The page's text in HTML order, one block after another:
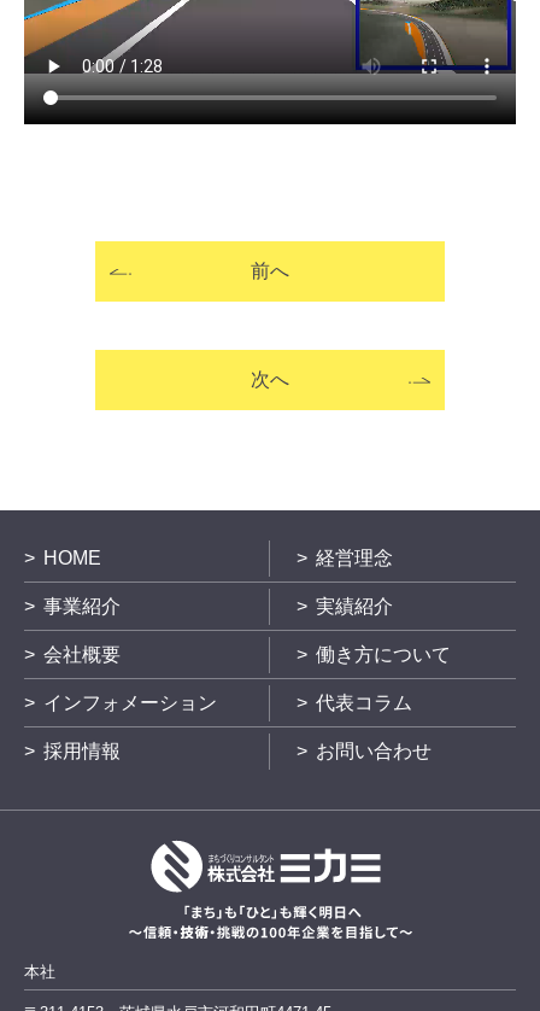
前へ
次へ
HOME 経営理念
事業紹介 実績紹介
会社概要 働き方について
インフォメーション 代表コラム
採用情報 お問い合わせ
本社